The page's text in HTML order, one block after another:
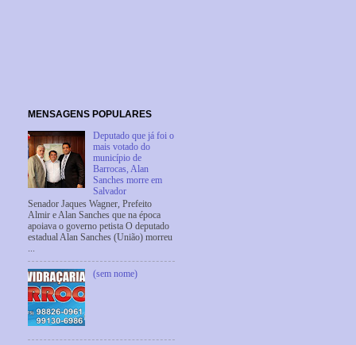
MENSAGENS POPULARES
Deputado que já foi o
mais votado do
município de
Barrocas, Alan
Sanches morre em
Salvador
Senador Jaques Wagner, Prefeito
Almir e Alan Sanches que na época
apoiava o governo petista O deputado
estadual Alan Sanches (União) morreu
...
(sem nome)